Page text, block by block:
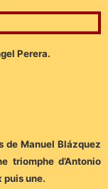
Perera.
de Manuel Blázquez
triomphe d’Antonio
puis une.